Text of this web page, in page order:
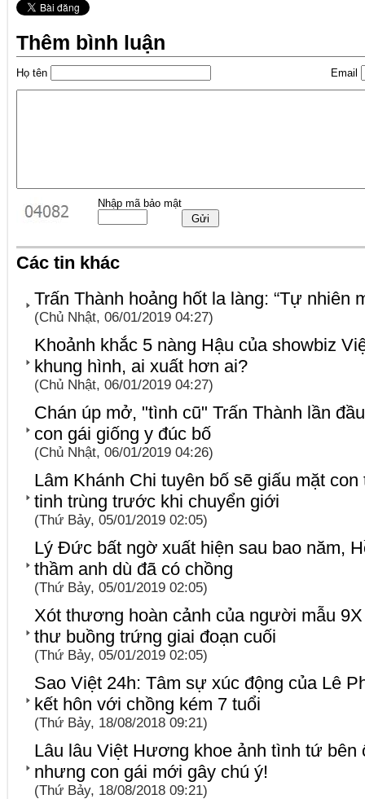
Thêm bình luận
Họ tên Email
Nhập mã bảo mật
Các tin khác
Trấn Thành hoảng hốt la làng: “Tự nhiên
(Chủ Nhật, 06/01/2019 04:27)
Khoảnh khắc 5 nàng Hậu của showbiz
khung hình, ai xuất hơn ai?
(Chủ Nhật, 06/01/2019 04:27)
Chán úp mở, "tình cũ" Trấn Thành lần
con gái giống y đúc bố
(Chủ Nhật, 06/01/2019 04:26)
Lâm Khánh Chi tuyên bố sẽ giấu mặt
tinh trùng trước khi chuyển giới
(Thứ Bảy, 05/01/2019 02:05)
Lý Đức bất ngờ xuất hiện sau bao năm,
thầm anh dù đã có chồng
(Thứ Bảy, 05/01/2019 02:05)
Xót thương hoàn cảnh của người mẫu
thư buồng trứng giai đoạn cuối
(Thứ Bảy, 05/01/2019 02:05)
Sao Việt 24h: Tâm sự xúc động của Lê
kết hôn với chồng kém 7 tuổi
(Thứ Bảy, 18/08/2018 09:21)
Lâu lâu Việt Hương khoe ảnh tình tứ bên
nhưng con gái mới gây chú ý!
(Thứ Bảy, 18/08/2018 09:21)